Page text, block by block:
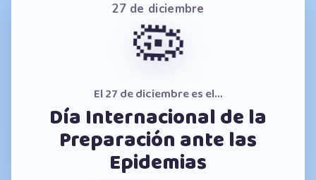
27 de diciembre
🦠
El 27 de diciembre es el…
Día Internacional de la
Preparación ante las
Epidemias